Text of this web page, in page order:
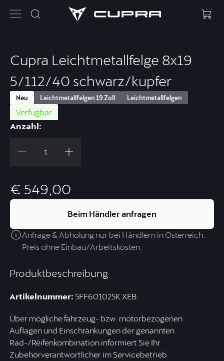
Produktbeschreibung
Artikelnummer: 5FF601025K XEB
Über mögliche fahrzeug- bzw. motorbezogenen
Auflagen und Einschränkungen der genannten
Rad-/Reifenkombination informiert Sie Ihr
Zubehörverantwortlicher im Servicebetrieb.
Cupra Leichtmetallfelge 8x19
5/112/40 schwarz/kupfer
Neu Leichtmetallfelgen 19 Zoll Leichtmetallfelgen
Verfügbar
Anzahl:
€ 549,00
Beim Händler anfragen
Anfrage & Abholung nur bei Händlern in Österreich.
Preis ohne Einbau/Arbeitskosten.